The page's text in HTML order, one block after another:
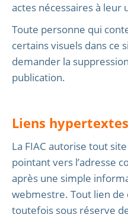
actes nécessaires à
Toute personne qui
certains visuels dans ce
demander la
publication.
Liens
La FIAC autorise tout
pointant vers l’adresse
après une simple
webmestre. Tout lien
toutefois sous réserve